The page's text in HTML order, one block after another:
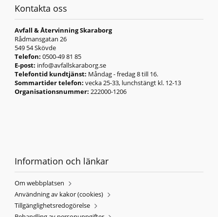
Kontakta oss
Avfall & Återvinning Skaraborg
Rådmansgatan 26
549 54 Skövde
Telefon: 0500-49 81 85
E-post: info@avfallskaraborg.se
Telefontid kundtjänst: Måndag - fredag 8 till 16.
Sommartider telefon: vecka 25-33, lunchstängt kl. 12-13
Organisationsnummer: 222000-1206
Information och länkar
Om webbplatsen
Användning av kakor (cookies)
Tillgänglighetsredogörelse